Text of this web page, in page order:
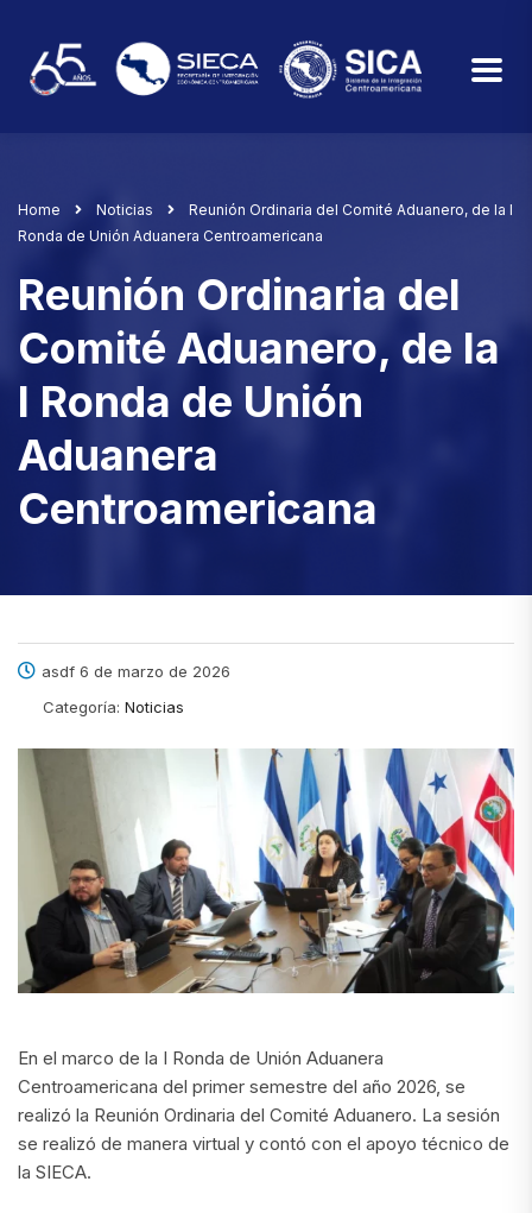
Home Noticias
Reunión Ordinaria del Comité Aduanero, de la I
Ronda de Unión Aduanera Centroamericana
Reunión Ordinaria del
Comité Aduanero, de la
I Ronda de Unión
Aduanera
Centroamericana
asdf 6 de marzo de 2026
Categoría: Noticias
En el marco de la I Ronda de Unión Aduanera
Centroamericana del primer semestre del año 2026, se
realizó la Reunión Ordinaria del Comité Aduanero. La sesión
se realizó de manera virtual y contó con el apoyo técnico de
la SIECA.